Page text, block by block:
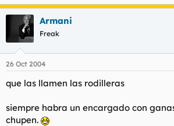
Armani
Freak
26 Oct 2004
que las llamen las rodilleras
siempre habra un encargado con
chupen.